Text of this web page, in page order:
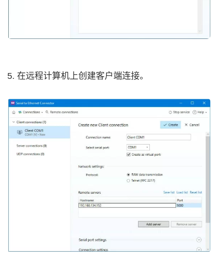
5. 在远程计算机上创建客户端连接。